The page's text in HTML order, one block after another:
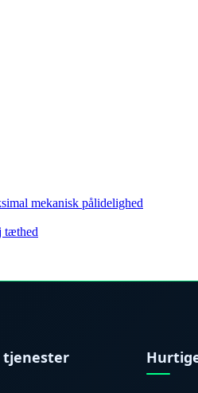
mekanisk pålidelighed
tæthed
tjenester